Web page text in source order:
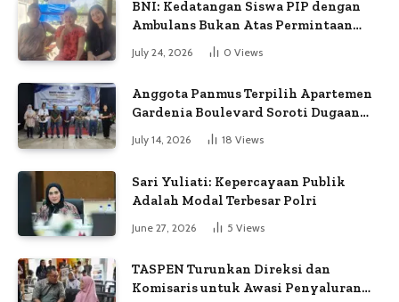
BNI: Kedatangan Siswa PIP dengan
Ambulans Bukan Atas Permintaan
July 24, 2026 0 Views
Anggota Panmus Terpilih Apartemen
Gardenia Boulevard Soroti Dugaan
Kejanggalan Voting
July 14, 2026 18 Views
Sari Yuliati: Kepercayaan Publik
Adalah Modal Terbesar Polri
June 27, 2026 5 Views
TASPEN Turunkan Direksi dan
Komisaris untuk Awasi Penyaluran